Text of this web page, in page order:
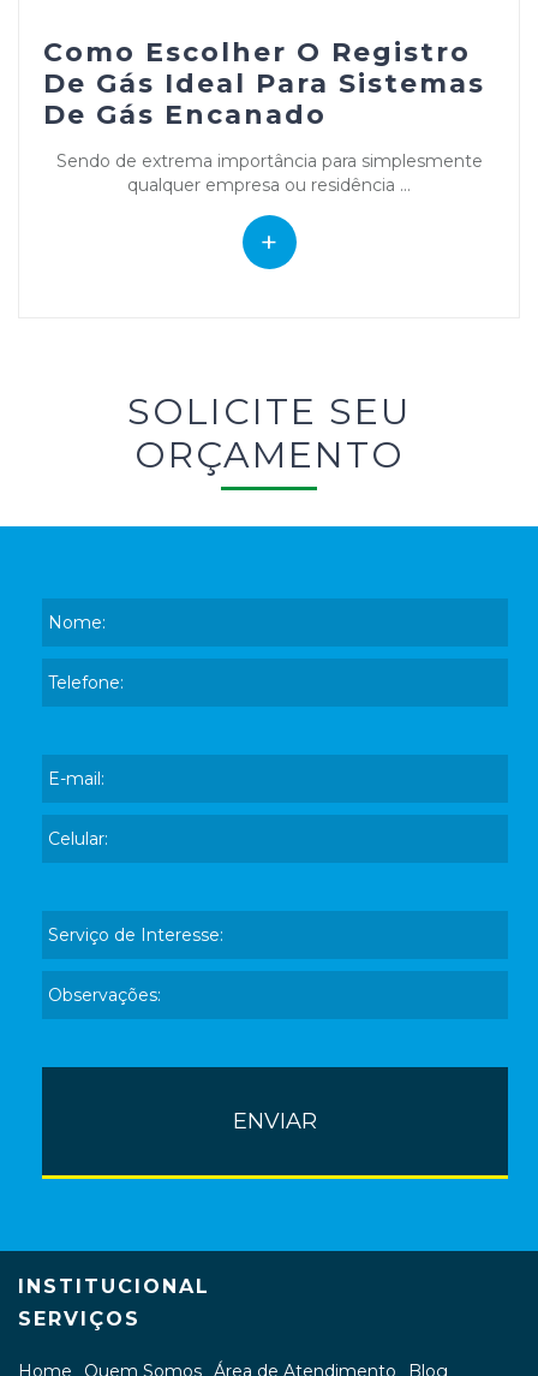
Como Escolher O Registro
De Gás Ideal Para Sistemas
De Gás Encanado
Sendo de extrema importância para simplesmente
qualquer empresa ou residência ...
+
SOLICITE SEU
ORÇAMENTO
INSTITUCIONAL
SERVIÇOS
Home Quem Somos Área de Atendimento
Blog